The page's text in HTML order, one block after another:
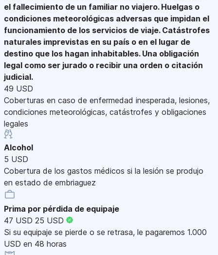
el fallecimiento de un familiar no viajero. Huelgas o
condiciones meteorológicas adversas que impidan el
funcionamiento de los servicios de viaje. Catástrofes
naturales imprevistas en su país o en el lugar de
destino que los hagan inhabitables. Una obligación
legal como ser jurado o recibir una orden o citación
judicial.
49 USD
Coberturas en caso de enfermedad inesperada, lesiones,
condiciones meteorológicas, catástrofes y obligaciones
legales
Alcohol
5 USD
Cobertura de los gastos médicos si la lesión se produjo
en estado de embriaguez
Prima por pérdida de equipaje
47 USD 25 USD
Si su equipaje se pierde o se retrasa, le pagaremos 1.000
USD en 48 horas